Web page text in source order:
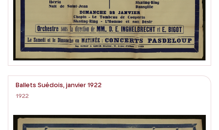
Ballets Suédois, janvier 1922
1922